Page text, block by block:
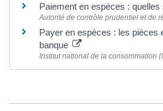
Paiement en espèces :
Autorité de contrôle prudentiel et de
Payer en espèces : les pièces
banque
Institut national de la consommation